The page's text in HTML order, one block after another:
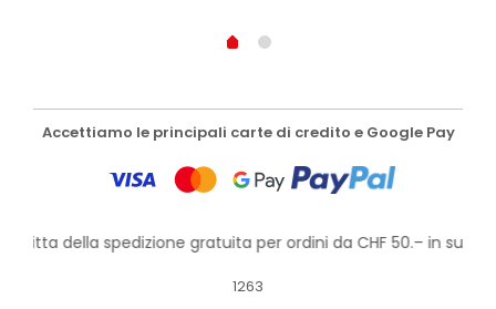
Accettiamo le principali carte di credito e Google Pay
della spedizione gratuita per ordini da CHF 50.– in su!
1263